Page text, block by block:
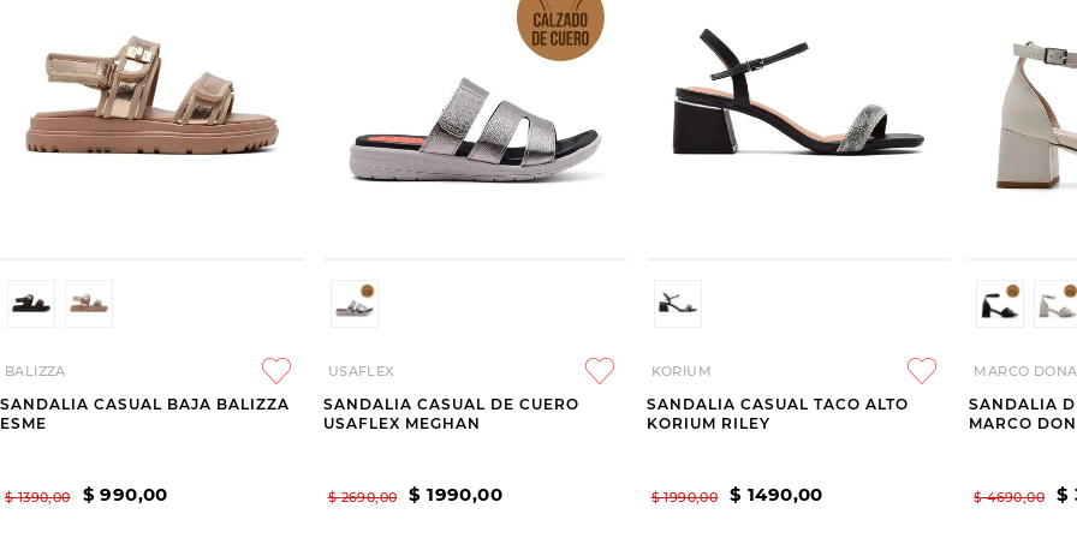
BALIZZA
SANDALIA CASUAL BAJA BALIZZA
ESME
$ 1390,00 $ 990,00
USAFLEX
SANDALIA CASUAL DE CUERO
USAFLEX MEGHAN
$ 2690,00 $ 1990,00
KORIUM
SANDALIA CASUAL TACO ALTO
KORIUM RILEY
$ 1990,00 $ 1490,00
MARCO
SANDALIA
MARCO
$ 4690,00 $